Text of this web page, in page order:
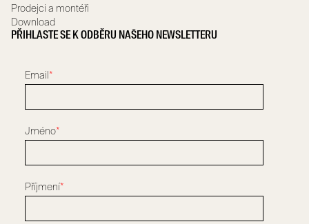
Prodejci a montéři
Download
PŘIHLASTE SE K ODBĚRU NAŠEHO NEWSLETTERU
Email*
Jméno*
Příjmení*